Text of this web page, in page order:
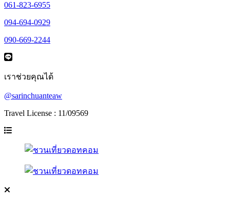
061-823-6955
094-694-0929
090-669-2244
เราช่วยคุณได้
@sarinchuanteaw
Travel License : 11/09569